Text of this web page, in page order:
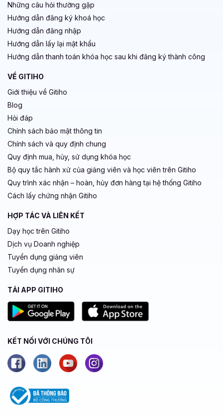
Những câu hỏi thường gặp
Hướng dẫn đăng ký khoá học
Hướng dẫn đăng nhập
Hướng dẫn lấy lại mật khẩu
Hướng dẫn thanh toán khóa học sau khi đăng ký thành công
VỀ GITIHO
Giới thiệu về Gitiho
Blog
Hỏi đáp
Chính sách bảo mật thông tin
Chính sách và quy định chung
Quy định mua, hủy, sử dụng khóa học
Bộ quy tắc hành xử của giảng viên và học viên trên Gitiho
Quy trình xác nhận – hoàn, hủy đơn hàng tại hệ thống Gitiho
Cách lấy chứng nhận Gitiho
HỢP TÁC VÀ LIÊN KẾT
Dạy học trên Gitiho
Dịch vụ Doanh nghiệp
Tuyển dụng giảng viên
Tuyển dụng nhân sự
TẢI APP GITIHO
KẾT NỐI VỚI CHÚNG TÔI